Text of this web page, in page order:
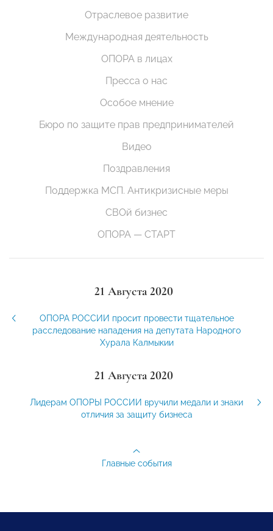
Отраслевое развитие
Международная деятельность
ОПОРА в лицах
Пресса о нас
Особое мнение
Бюро по защите прав предпринимателей
Видео
Поздравления
Поддержка МСП. Антикризисные меры
СВОй бизнес
ОПОРА — СТАРТ
21 Августа 2020
ОПОРА РОССИИ просит провести тщательное
расследование нападения на депутата Народного
Хурала Калмыкии
21 Августа 2020
Лидерам ОПОРЫ РОССИИ вручили медали и знаки
отличия за защиту бизнеса
Главные события